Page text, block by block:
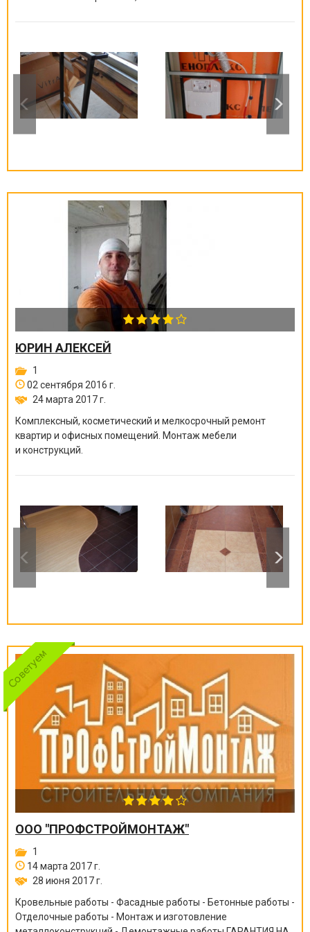
ЮРИН АЛЕКСЕЙ
1
02 сентября 2016 г.
24 марта 2017 г.
Комплексный, косметический и мелкосрочный ремонт
квартир и офисных помещений. Монтаж мебели
и конструкций.
ООО "ПРОФСТРОЙМОНТАЖ"
1
14 марта 2017 г.
28 июня 2017 г.
Кровельные работы - Фасадные работы - Бетонные работы -
Отделочные работы - Монтаж и изготовление